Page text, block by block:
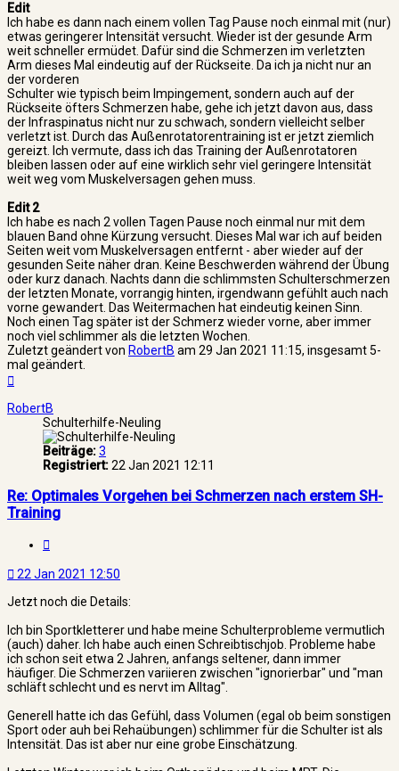
Edit
Ich habe es dann nach einem vollen Tag Pause noch einmal mit (nur)
etwas geringerer Intensität versucht. Wieder ist der gesunde Arm
weit schneller ermüdet. Dafür sind die Schmerzen im verletzten
Arm dieses Mal eindeutig auf der Rückseite. Da ich ja nicht nur an
der vorderen
Schulter wie typisch beim Impingement, sondern auch auf der
Rückseite öfters Schmerzen habe, gehe ich jetzt davon aus, dass
der Infraspinatus nicht nur zu schwach, sondern vielleicht selber
verletzt ist. Durch das Außenrotatorentraining ist er jetzt ziemlich
gereizt. Ich vermute, dass ich das Training der Außenrotatoren
bleiben lassen oder auf eine wirklich sehr viel geringere Intensität
weit weg vom Muskelversagen gehen muss.
Edit 2
Ich habe es nach 2 vollen Tagen Pause noch einmal nur mit dem
blauen Band ohne Kürzung versucht. Dieses Mal war ich auf beiden
Seiten weit vom Muskelversagen entfernt - aber wieder auf der
gesunden Seite näher dran. Keine Beschwerden während der Übung
oder kurz danach. Nachts dann die schlimmsten Schulterschmerzen
der letzten Monate, vorrangig hinten, irgendwann gefühlt auch nach
vorne gewandert. Das Weitermachen hat eindeutig keinen Sinn.
Noch einen Tag später ist der Schmerz wieder vorne, aber immer
noch viel schlimmer als die letzten Wochen.
Zuletzt geändert von RobertB am 29 Jan 2021 11:15, insgesamt 5-
mal geändert.
RobertB
Schulterhilfe-Neuling
Beiträge:3
Registriert:22 Jan 2021 12:11
Re: Optimales Vorgehen bei Schmerzen nach erstem SH-
Training
22 Jan 2021 12:50
Jetzt noch die Details:
Ich bin Sportkletterer und habe meine Schulterprobleme vermutlich
(auch) daher. Ich habe auch einen Schreibtischjob. Probleme habe
ich schon seit etwa 2 Jahren, anfangs seltener, dann immer
häufiger. Die Schmerzen variieren zwischen "ignorierbar" und "man
schläft schlecht und es nervt im Alltag".
Generell hatte ich das Gefühl, dass Volumen (egal ob beim sonstigen
Sport oder auh bei Rehaübungen) schlimmer für die Schulter ist als
Intensität. Das ist aber nur eine grobe Einschätzung.